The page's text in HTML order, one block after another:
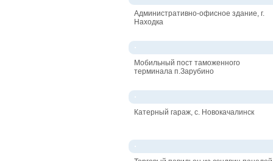
Административно-офисное здание, г.
Находка
Мобильный пост таможенного
терминала п.Зарубино
Катерный гараж, с. Новокачалинск